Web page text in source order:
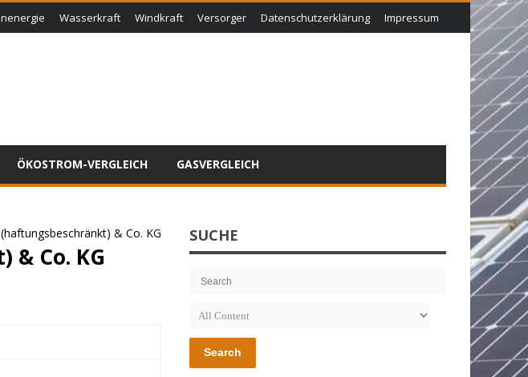
Wasserkraft Windkraft Versorger Datenschutzerklärung Impressum
ÖKOSTROM-VERGLEICH GASVERGLEICH
& Co. KG
Co. KG
SUCHE
Search